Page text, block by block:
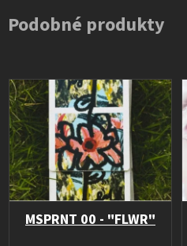
Podobné produkty
MSPRNT 00 - "FLWR"